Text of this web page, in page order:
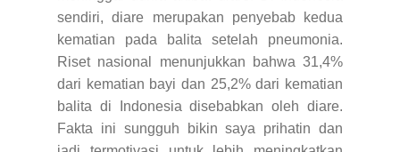
sendiri, diare merupakan penyebab kedua
kematian pada balita setelah pneumonia.
Riset nasional menunjukkan bahwa 31,4%
dari kematian bayi dan 25,2% dari kematian
balita di Indonesia disebabkan oleh diare.
Fakta ini sungguh bikin saya prihatin dan